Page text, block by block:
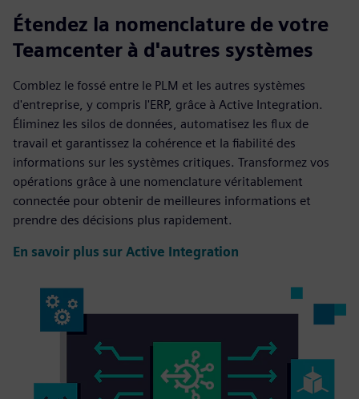
Étendez la nomenclature de votre
Teamcenter à d'autres systèmes
Comblez le fossé entre le PLM et les autres systèmes
d'entreprise, y compris l'ERP, grâce à Active Integration.
Éliminez les silos de données, automatisez les flux de
travail et garantissez la cohérence et la fiabilité des
informations sur les systèmes critiques. Transformez vos
opérations grâce à une nomenclature véritablement
connectée pour obtenir de meilleures informations et
prendre des décisions plus rapidement.
En savoir plus sur Active Integration